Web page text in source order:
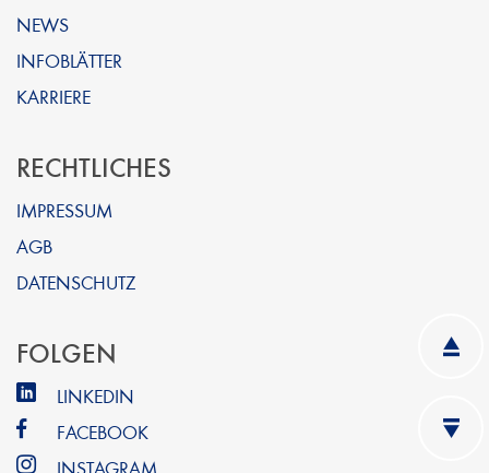
NEWS
INFOBLÄTTER
KARRIERE
RECHTLICHES
IMPRESSUM
AGB
DATENSCHUTZ
FOLGEN
LINKEDIN
FACEBOOK
INSTAGRAM